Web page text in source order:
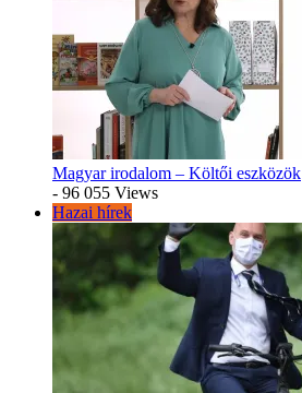
Magyar irodalom – Költői eszközök
- 96 055 Views
Hazai hírek